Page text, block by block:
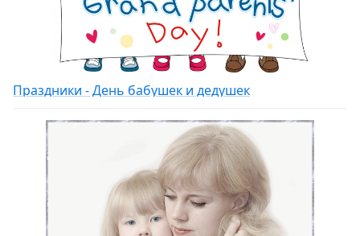
Праздники - День бабушек и дедушек